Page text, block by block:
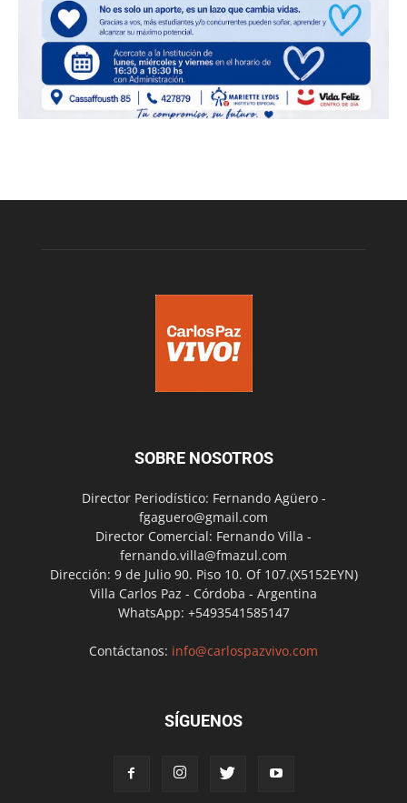
SOBRE NOSOTROS
Director Periodístico: Fernando Agüero -
fgaguero@gmail.com
Director Comercial: Fernando Villa -
fernando.villa@fmazul.com
Dirección: 9 de Julio 90. Piso 10. Of 107.(X5152EYN)
Villa Carlos Paz - Córdoba - Argentina
WhatsApp: +5493541585147
Contáctanos: info@carlospazvivo.com
SÍGUENOS